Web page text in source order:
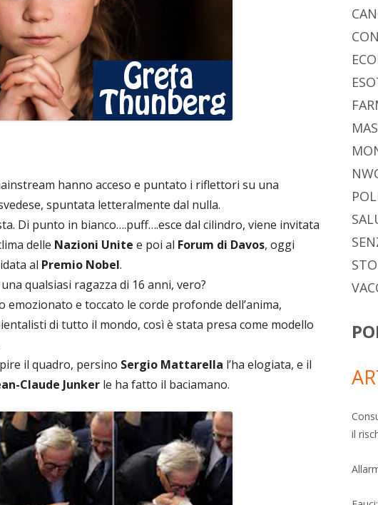
hanno acceso e puntato i riflettori su una
spuntata letteralmente dal nulla.
Di punto in bianco….puff….esce dal cilindro, viene invitata
delle Nazioni Unite e poi al Forum di Davos, oggi
al Premio Nobel.
qualsiasi ragazza di 16 anni, vero?
emozionato e toccato le corde profonde dell’anima,
di tutto il mondo, così è stata presa come modello
il quadro, persino Sergio Mattarella l’ha elogiata, e il
Claude Junker le ha fatto il baciamano.
il